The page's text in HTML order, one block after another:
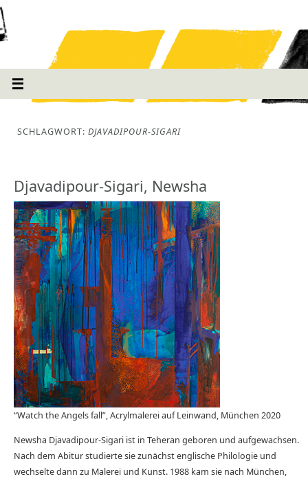
SCHLAGWORT: DJAVADIPOUR-SIGARI
Djavadipour-Sigari, Newsha
“Watch the Angels fall”, Acrylmalerei auf Leinwand, München 2020
Newsha Djavadipour-Sigari ist in Teheran geboren und aufgewachsen.
Nach dem Abitur studierte sie zunächst englische Philologie und
wechselte dann zu Malerei und Kunst. 1988 kam sie nach München,